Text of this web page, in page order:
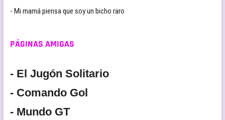
- Mi mamá piensa que soy un bicho raro
PÁGINAS AMIGAS
- El Jugón Solitario
- Comando Gol
- Mundo GT